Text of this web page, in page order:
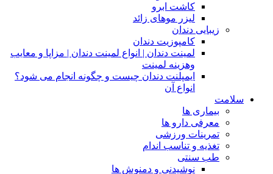
کاشت ابرو
لیزر موهای زائد
زیبایی دندان
کامپوزیت دندان
لمینت دندان | انواع لمینت دندان | مزاپا و معایب
وهزینه لمینت
ایمپلنت دندان چیست و چگونه انجام می شود؟
انواع آن
سلامت
بیماری ها
معرفی دارو ها
تمرینات ورزشی
تغذیه و تناسب اندام
طب سنتی
نوشیدنی و دمنوش ها